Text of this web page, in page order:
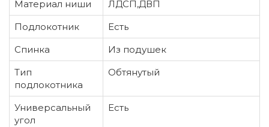
Материал ниши
ЛДСП,ДВП
Подлокотник
Есть
Спинка
Из подушек
Тип
подлокотника
Обтянутый
Универсальный
угол
Есть